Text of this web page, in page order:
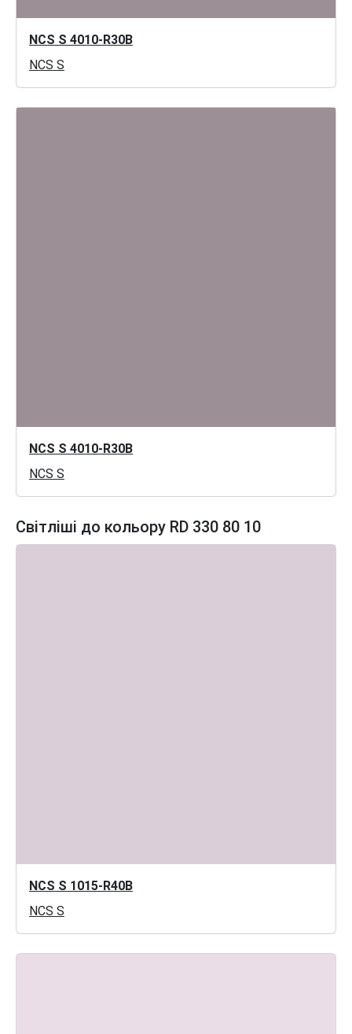
NCS S 4010-R30B
NCS S
NCS S 4010-R30B
NCS S
Світліші до кольору RD 330 80 10
NCS S 1015-R40B
NCS S